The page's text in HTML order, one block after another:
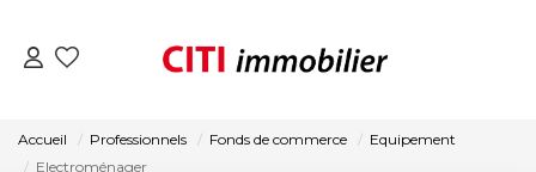
Accueil Professionnels Fonds de commerce
Equipement
Electroménager